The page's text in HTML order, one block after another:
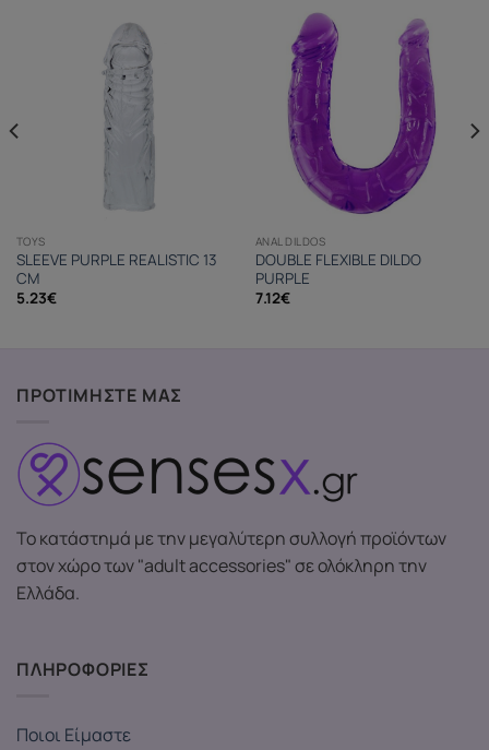
TOYS
SLEEVE PURPLE REALISTIC 13
CM
5.23€
ANAL DILDOS
DOUBLE FLEXIBLE DILDO
PURPLE
7.12€
ΠΡΟΤΙΜΗΣΤΕ ΜΑΣ
Το κατάστημά με την μεγαλύτερη συλλογή προϊόντων
στον χώρο των "adult accessories" σε ολόκληρη την
Ελλάδα.
ΠΛΗΡΟΦΟΡΙΕΣ
Ποιοι Είμαστε